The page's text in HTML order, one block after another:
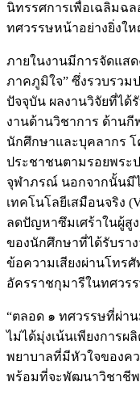
นิทรรศการเพื่อเฉลิมฉล
ทศวรรษหน้าอย่างยิ่งใ
ภายในงานมีการจัดแส
ภาคภูมิใจ” ซึ่งรวบรวม
ปัจจุบัน ผลงานวิจัยที่ได้
งานด้านวิชาการ ด้าน
นักศึกษาและบุคลากร
ประชาชนตามรอยพระ
จุฬาภรณ์ นอกจากนั้นมี
เทคโนโลยีเสมือนจริง
ลดปัญหาซึมเศร้าในผู้สู
ของนักศึกษาที่ได้รับรา
ข้อความเสียงผ่านโทร
อัครราชกุมารีในทศวร
“ตลอด ๑ ทศวรรษที่ผ่า
ไม่ได้มุ่งเน้นเพียงการผ
พยาบาลที่มีหัวใจของค
พร้อมที่จะพัฒนาวิชาชี